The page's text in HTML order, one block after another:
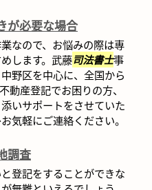
が必要な場合
なので、お悩みの際は専
します。武藤司法書士事
野区を中心に、全国から
動産登記でお困りの方、
いサポートをさせていた
気軽にご連絡ください。
調査
登記をすることができな